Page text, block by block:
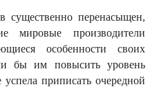
существенно перенасыщен,
мировые производители
особенности своих
бы им повысить уровень
приписать очередной